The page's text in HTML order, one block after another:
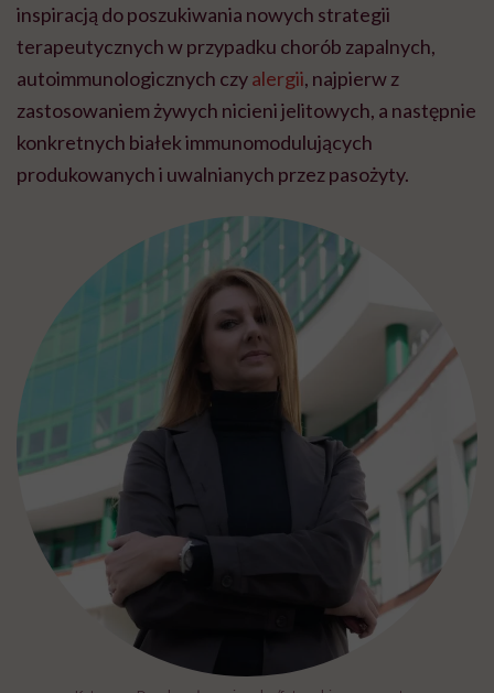
inspiracją do poszukiwania nowych strategii
terapeutycznych w przypadku chorób zapalnych,
autoimmunologicznych czyalergii, najpierw z
zastosowaniem żywych nicieni jelitowych, a następnie
konkretnych białek immunomodulujących
produkowanych i uwalnianych przez pasożyty.